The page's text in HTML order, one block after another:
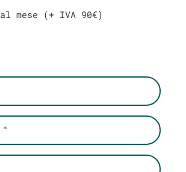
al mese (+ IVA 90€)